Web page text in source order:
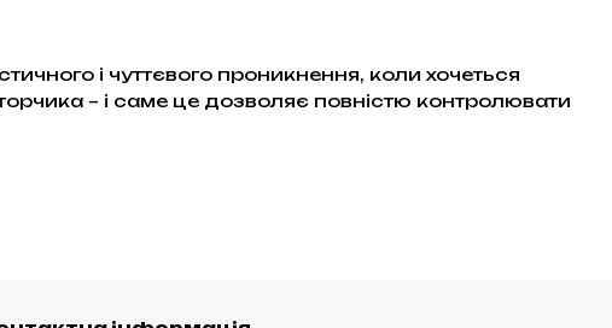
і чуттєвого проникнення, коли хочеться
– і саме це дозволяє повністю контролювати